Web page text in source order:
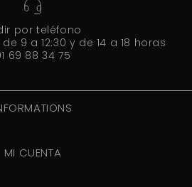
por teléfono
9 a 12:30 y de 14 a 18 horas
69 88 34 75
MI CUENTA